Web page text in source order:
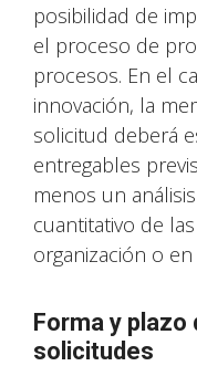
posibilidad de
el proceso de
procesos. En el
innovación, la
solicitud deberá
entregables
menos un
cuantitativo de
organización o
Forma y
solicitudes